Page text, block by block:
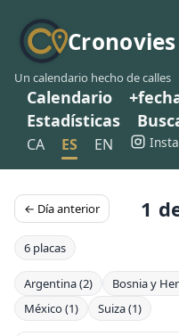
Cronovies
Un calendario hecho de calles
Calendario
Estadísticas
CA ES EN
← Día anterior 1
6 placas
Argentina (2) Bosnia y
México (1)
Suiza (1)